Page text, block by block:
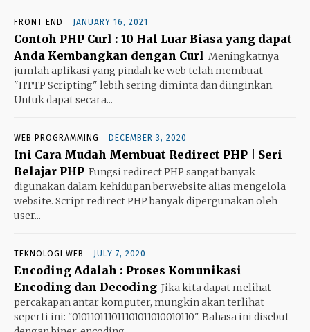
FRONT END JANUARY 16, 2021
Contoh PHP Curl : 10 Hal Luar Biasa yang dapat
Anda Kembangkan dengan Curl Meningkatnya
jumlah aplikasi yang pindah ke web telah membuat
"HTTP Scripting" lebih sering diminta dan diinginkan.
Untuk dapat secara...
WEB PROGRAMMING DECEMBER 3, 2020
Ini Cara Mudah Membuat Redirect PHP | Seri
Belajar PHP Fungsi redirect PHP sangat banyak
digunakan dalam kehidupan berwebsite alias mengelola
website. Script redirect PHP banyak dipergunakan oleh
user...
TEKNOLOGI WEB JULY 7, 2020
Encoding Adalah : Proses Komunikasi
Encoding dan Decoding Jika kita dapat melihat
percakapan antar komputer, mungkin akan terlihat
seperti ini: "010110111011101011010010110". Bahasa ini disebut